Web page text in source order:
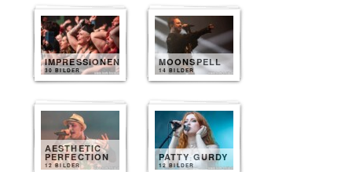
IMPRESSIONEN
30 BILDER
MOONSPELL
14 BILDER
AESTHETIC
PERFECTION
12 BILDER
PATTY GURDY
12 BILDER